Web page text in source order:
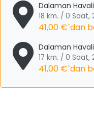
Dalaman
18 km. / 0 Saat,
41,00 €`dan
Dalaman
17 km. / 0 Saat,
41,00 €`dan